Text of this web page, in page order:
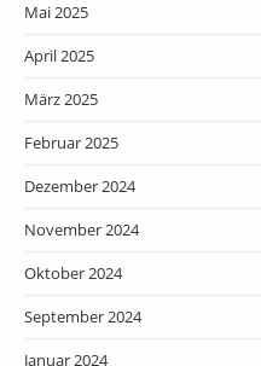
Mai 2025
April 2025
März 2025
Februar 2025
Dezember 2024
November 2024
Oktober 2024
September 2024
Januar 2024